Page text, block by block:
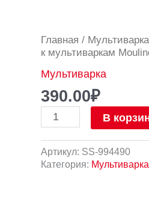
Главная / Мультиварка
к мультиваркам
Мультиварка
390.00₽
Количество
товара
994490
-
Ручка
мультиваркам
Moulinex
CE5028,
CE5031
В
Артикул: SS-994490
Категория: Мультиварка